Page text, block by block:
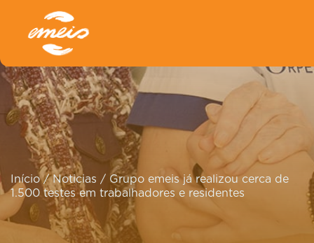
Início/Noticias / Grupo emeis já realizou cerca de
1.500 testes em trabalhadores e residentes